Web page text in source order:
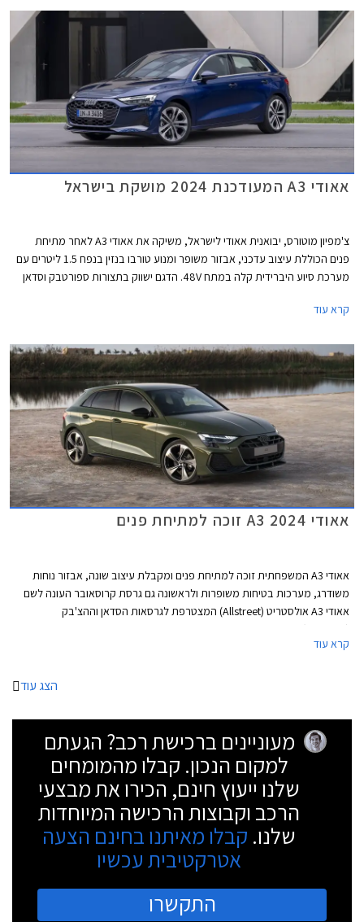
אאודי A3 המעודכנת 2024 מושקת בישראל
צ'מפיון מוטורס, יבואנית אאודי לישראל, משיקה את אאודי A3 לאחר מתיחת
פנים הכוללת עיצוב עדכני, אבזור משופר ומנוע טורבו בנזין בנפח 1.5 ליטרים עם
מערכת סיוע היברידית קלה במתח 48V. הדגם ישווק בתצורות ספורטבק וסדאן
פנאי שטח, לא מגיעה לישראל בשלב זה.
קרא עוד
אאודי A3 2024 זוכה למתיחת פנים
אאודי A3 המשפחתית זוכה למתיחת פנים ומקבלת עיצוב שונה, אבזור נוחות
משודרג, מערכות בטיחות משופרות ולראשונה גם גרסת קרוסאובר העונה לשם
אאודי A3 אולסטריט (Allstreet) המצטרפת לגרסאות הסדאן וההצ'בק
(ספורטבק).
קרא עוד
הצג עוד
מעוניינים ברכישת רכב? הגעתם
למקום הנכון. קבלו מהמומחים
שלנו ייעוץ חינם, הכירו את מבצעי
הרכב וקבוצות הרכישה המיוחדות
שלנו. קבלו מאיתנו בחינם הצעה
אטרקטיבית עכשיו
התקשרו